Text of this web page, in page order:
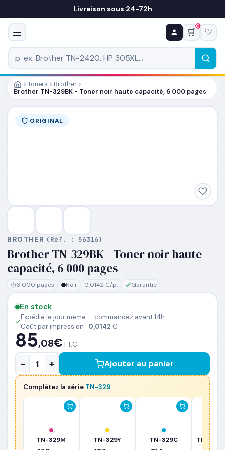
Livraison sous 24-72h
🛒
0
♡
Toners
Brother
Brother TN-329BK - Toner noir haute capacité, 6 000 pages
ORIGINAL
BROTHER (Réf. : 56316)
Brother TN-329BK - Toner noir haute
capacité, 6 000 pages
6 000 pages Noir 0,0142 €/p. Garantie
En stock
Expédié le jour même — commandez avant 14h
Coût par impression : 0,0142€
85,08€T.T.C
− + Ajouter au panier
Complétez la série TN-329
TN-329M TN-329Y TN-329C TN-
Prévoyez & économisez
vous prépare un devis personnalisé
RÉFÉRENCE DU PRODUIT*
DATE DE PREMIÈRE LIVRAISON SOUHAITÉE
PRÉNOM*
NOM*
EMAIL PROFESSIONNEL*
TÉLÉPHONE
SOCIÉTÉ
PRÉCISEZ VOS BESOINS (OPTIONNEL)